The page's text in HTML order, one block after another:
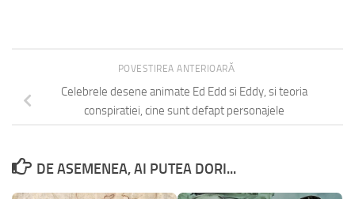
POVESTIREA ANTERIOARĂ
Celebrele desene animate Ed Edd si Eddy, si teoria
conspiratiei, cine sunt defapt personajele
DE ASEMENEA, AI PUTEA DORI...